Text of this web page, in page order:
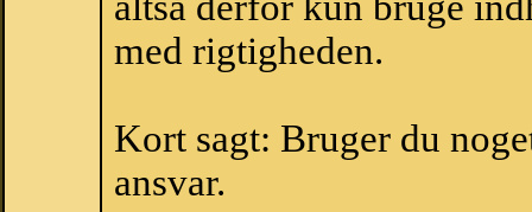
med rigtigheden.
Kort sagt: Bruger du
ansvar.